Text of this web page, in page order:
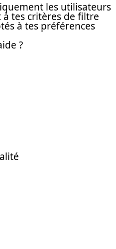
les utilisateurs
tes critères de filtre
à tes préférences
?